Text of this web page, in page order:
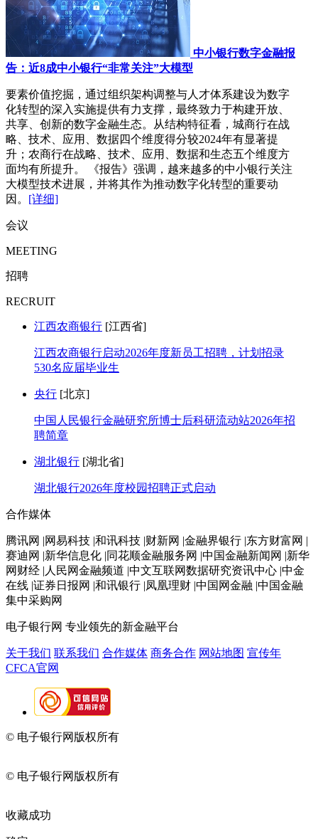
中小银行数字金融报
告：近8成中小银行“非常关注”大模型
要素价值挖掘，通过组织架构调整与人才体系建设为数字
化转型的深入实施提供有力支撑，最终致力于构建开放、
共享、创新的数字金融生态。从结构特征看，城商行在战
略、技术、应用、数据四个维度得分较2024年有显著提
升；农商行在战略、技术、应用、数据和生态五个维度方
面均有所提升。 《报告》强调，越来越多的中小银行关注
大模型技术进展，并将其作为推动数字化转型的重要动
因。 [详细]
会议
MEETING
招聘
RECRUIT
江西农商银行 [江西省]
江西农商银行启动2026年度新员工招聘，计划招录
530名应届毕业生
央行 [北京]
中国人民银行金融研究所博士后科研流动站2026年招
聘简章
湖北银行 [湖北省]
湖北银行2026年度校园招聘正式启动
合作媒体
腾讯网 |网易科技 |和讯科技 |财新网 |金融界银行 |东方财富网 |
赛迪网 |新华信息化 |同花顺金融服务网 |中国金融新闻网 |新华
网财经 |人民网金融频道 |中文互联网数据研究资讯中心 |中金
在线 |证券日报网 |和讯银行 |凤凰理财 |中国网金融 |中国金融
集中采购网
电子银行网 专业领先的新金融平台
关于我们 联系我们 合作媒体 商务合作 网站地图 宣传年
CFCA官网
© 电子银行网版权所有
© 电子银行网版权所有
收藏成功